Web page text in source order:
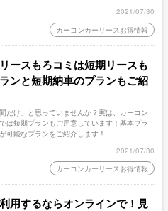
2021/07/30
カーコンカーリースお得情報
ースもろコミは短期リースも
ンと短期納車のプランもご紹
だけ」と思っていませんか？実は、カーコン
は短期プランもご用意しています！基本プラ
可能なプランをご紹介します！
2021/07/30
カーコンカーリースお得情報
用するならオンラインで！見